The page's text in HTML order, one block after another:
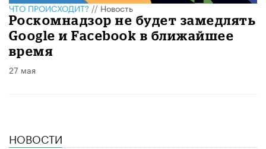
ЧТО ПРОИСХОДИТ?//Новость
Роскомнадзор не будет замедлять
Google и Facebook в ближайшее
время
27 мая
НОВОСТИ